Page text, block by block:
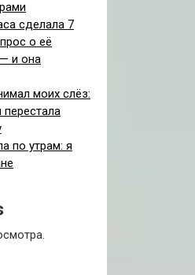
сделала 7
о её
и она
моих слёз:
перестала
по утрам: я